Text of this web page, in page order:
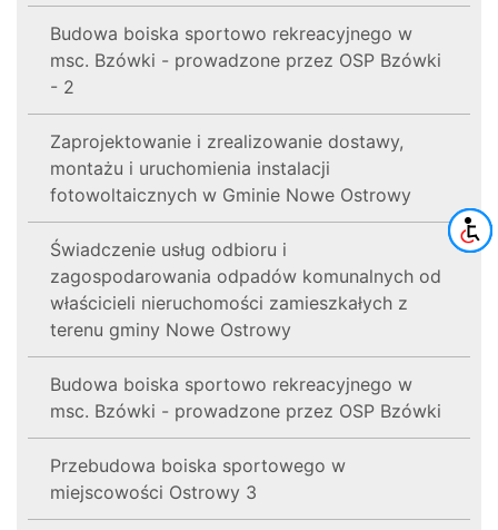
Budowa boiska sportowo rekreacyjnego w
msc. Bzówki - prowadzone przez OSP Bzówki
- 2
Zaprojektowanie i zrealizowanie dostawy,
montażu i uruchomienia instalacji
fotowoltaicznych w Gminie Nowe Ostrowy
Świadczenie usług odbioru i
zagospodarowania odpadów komunalnych od
właścicieli nieruchomości zamieszkałych z
terenu gminy Nowe Ostrowy
Budowa boiska sportowo rekreacyjnego w
msc. Bzówki - prowadzone przez OSP Bzówki
Przebudowa boiska sportowego w
miejscowości Ostrowy 3